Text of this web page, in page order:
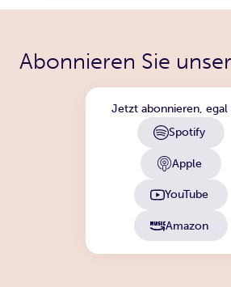
Abonnieren Sie
Jetzt abonnieren, egal
Spotify
Apple
YouTube
Amazon